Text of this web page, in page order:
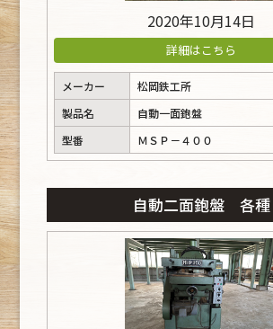
2020年10月14日
詳細はこちら
メーカー
松岡鉄工所
製品名
自動一面鉋盤
型番
ＭＳＰ－４００
自動二面鉋盤 各種